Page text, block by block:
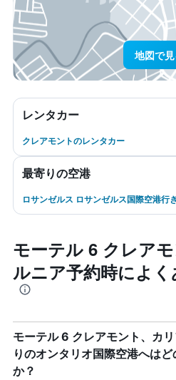
地図で
レンタカー
クレアモントのレンタカー
最寄りの空港
ロサンゼルス ロサンゼルス国際空港行
モーテル 6 クレア
ルニア予約時によ
モーテル 6 クレアモント、カ
りのオンタリオ国際空港へは
か？